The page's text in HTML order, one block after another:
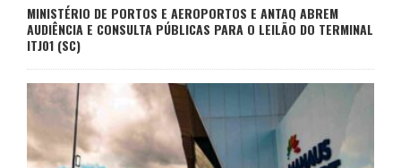
MINISTÉRIO DE PORTOS E AEROPORTOS E ANTAQ ABREM
AUDIÊNCIA E CONSULTA PÚBLICAS PARA O LEILÃO DO TERMINAL
ITJ01 (SC)